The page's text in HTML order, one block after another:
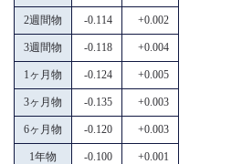
2週間物 -0.114 +0.002
3週間物 -0.118 +0.004
1ヶ月物 -0.124 +0.005
3ヶ月物 -0.135 +0.003
6ヶ月物 -0.120 +0.003
1年物 -0.100 +0.001